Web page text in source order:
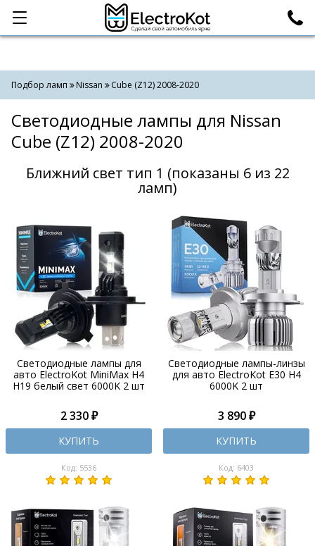
Категории Поиск
Подбор ламп Nissan Cube (Z12) 2008-2020
Светодиодные лампы для Nissan
Cube (Z12) 2008-2020
Ближний свет тип 1 (показаны 6 из 22
ламп)
Светодиодные лампы для
авто ElectroKot MiniMax H4
H19 белый свет 6000K 2 шт
2 330 ₽
КУПИТЬ
Код: 5536
Светодиодные лампы-линзы
для авто ElectroKot E30 H4
6000K 2 шт
3 890 ₽
КУПИТЬ
Код: 6403